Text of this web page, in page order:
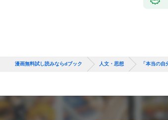
漫画無料試し読みならdブック 人文・思想 「本当の